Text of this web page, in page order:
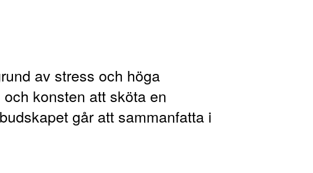
av stress och höga
konsten att sköta en
går att sammanfatta i